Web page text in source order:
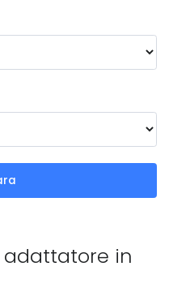
adattatore in